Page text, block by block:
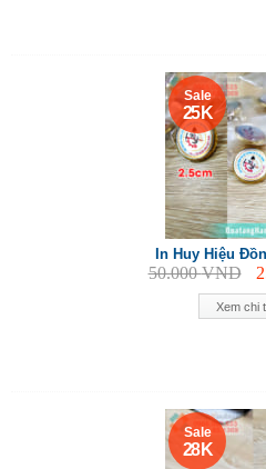
Xem chi
Sale
25 K
In Huy Hiệu
50.000VND
Sale
28 K